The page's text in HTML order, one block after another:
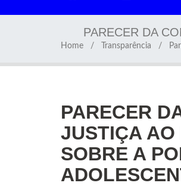
PARECER DA
Home Transparência
PARECER
JUSTIÇA AO
SOBRE A